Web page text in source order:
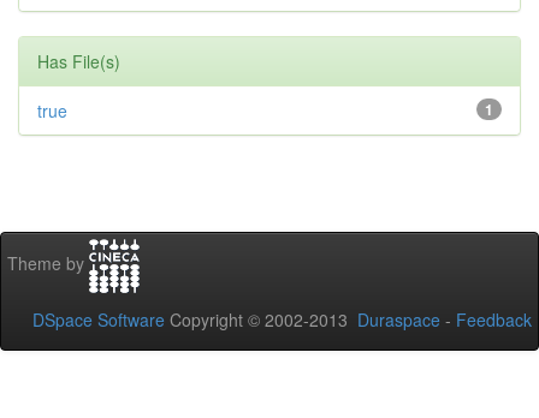
Has File(s)
1
true
Theme by
DSpace Software Copyright © 2002-2013 Duraspace - Feedback